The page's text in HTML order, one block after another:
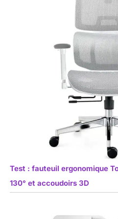
Test : fauteuil ergonomique
130° et accoudoirs 3D